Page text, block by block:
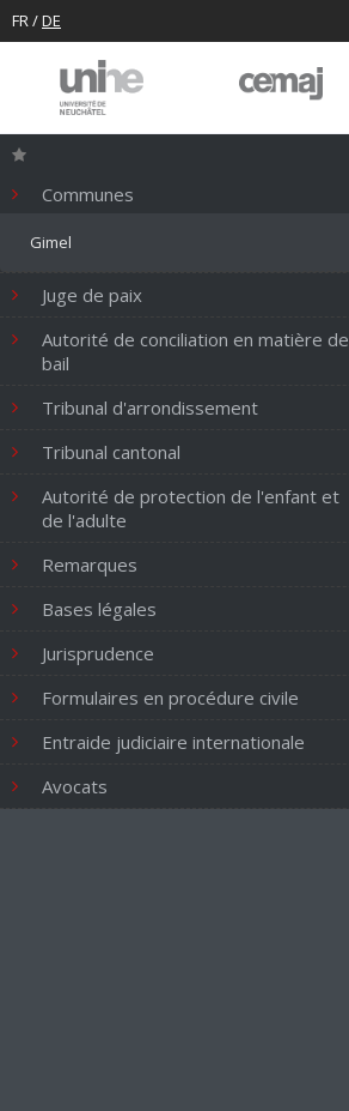
FR/DE
Communes
Gimel
Juge de paix
Autorité de conciliation en matière de
bail
Tribunal d'arrondissement
Tribunal cantonal
Autorité de protection de l'enfant et
de l'adulte
Remarques
Bases légales
Jurisprudence
Formulaires en procédure civile
Entraide judiciaire internationale
Avocats